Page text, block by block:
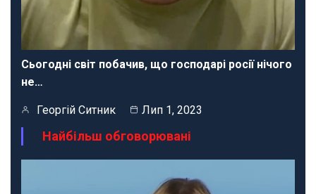
Сьогодні світ побачив, що господарі росії нічого
не…
Георгій Ситник Лип 1, 2023
Найбільш обговорювані